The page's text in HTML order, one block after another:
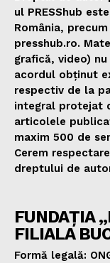
ul PRESShub
România,
presshub.ro.
grafică, video)
acordul obținut
respectiv de la
integral protejat
articolele
maxim 500 de
Cerem
dreptului de
FUNDAȚIA
FILIALA
Formă legală: